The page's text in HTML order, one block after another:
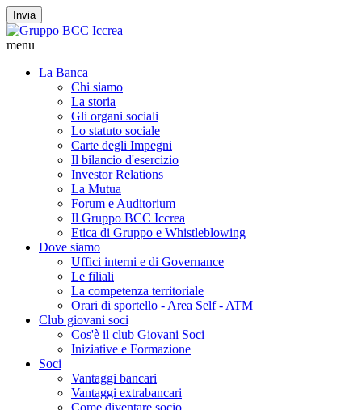
Invia
menu
La Banca
Chi siamo
La storia
Gli organi sociali
Lo statuto sociale
Carte degli Impegni
Il bilancio d'esercizio
Investor Relations
La Mutua
Forum e Auditorium
Il Gruppo BCC Iccrea
Etica di Gruppo e Whistleblowing
Dove siamo
Uffici interni e di Governance
Le filiali
La competenza territoriale
Orari di sportello - Area Self - ATM
Club giovani soci
Cos'è il club Giovani Soci
Iniziative e Formazione
Soci
Vantaggi bancari
Vantaggi extrabancari
Come diventare socio